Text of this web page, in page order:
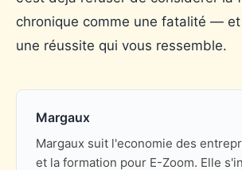
chronique comme une fatalité —
une réussite qui vous ressemble.
Margaux
Margaux suit l'economie des
et la formation pour E-Zoom. Elle